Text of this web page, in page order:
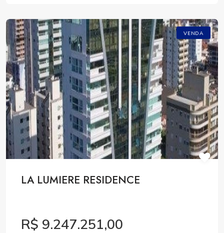
VENDA
LA LUMIERE RESIDENCE
R$ 9.247.251,00